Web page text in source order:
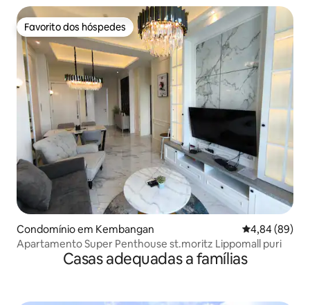
Favorito dos hóspedes
Favorito dos hóspedes
Condomínio em Kembangan Classificação
4,84 (89)
Apartamento Super Penthouse st.moritz Lippomall puri
Casas adequadas a famílias